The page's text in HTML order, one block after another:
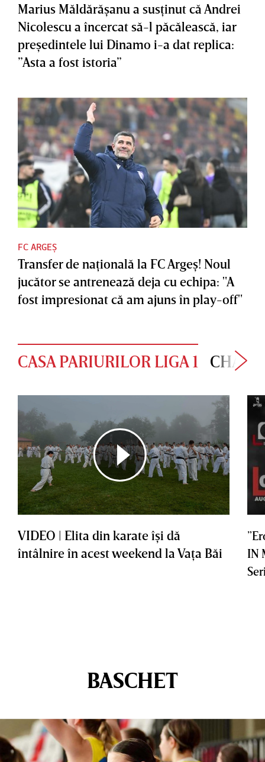
Marius Măldărăşanu a susţinut că Andrei
Nicolescu a încercat să-l păcălească, iar
preşedintele lui Dinamo i-a dat replica:
”Asta a fost istoria”
FC ARGEȘ
Transfer de naţională la FC Argeş! Noul
jucător se antrenează deja cu echipa: "A
fost impresionat că am ajuns în play-off"
CASA PARIURILOR LIGA 1
VIDEO | Elita din karate îşi dă
întâlnire în acest weekend la Vaţa Băi
IN
BASCHET